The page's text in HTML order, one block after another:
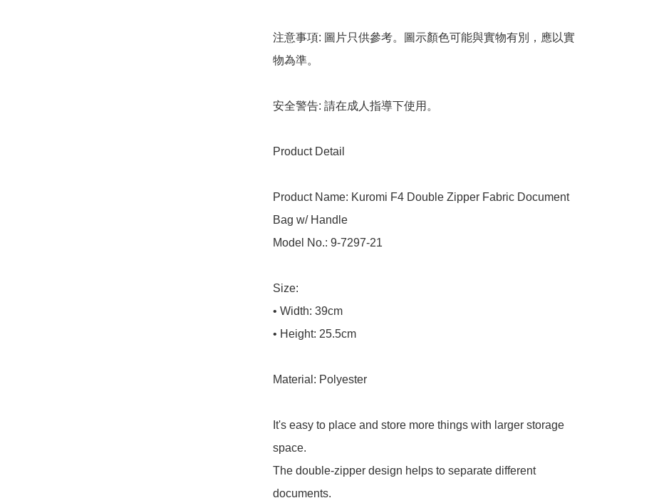
注意事項: 圖片只供參考。圖示顏色可能與實物有別，應以實
物為準。
安全警告: 請在成人指導下使用。
Product Detail
Product Name: Kuromi F4 Double Zipper Fabric Document
Bag w/ Handle
Model No.: 9-7297-21
Size:
• Width: 39cm
• Height: 25.5cm
Material: Polyester
It's easy to place and store more things with larger storage
space.
The double-zipper design helps to separate different
documents.